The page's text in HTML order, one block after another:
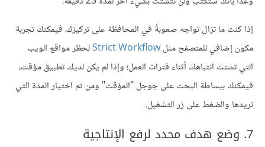
إذا كنت ما تزال تواجه صعوبةً في المحافظة على تركيزك، فيمكنك تجربة
مكون إضافي للمتصفح مثلStrict Workflowلحظر مواقع الويب
التي تشتت انتباهك أثناء فترات العمل؛ وإذا لم يكن لديك تطبيق مؤقت،
فيمكنك ببساطة البحث على جوجل "المؤقت" ومن ثم اختيار المدة التي
تريدها والضغط على زر التشغيل.
7. وضع هدف محدد لرفع الإنتاجية